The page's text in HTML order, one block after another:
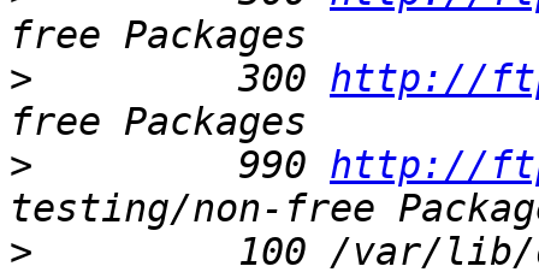
>
         300
http://
>
         990
http://
>